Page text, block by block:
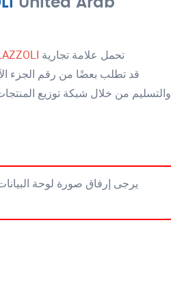
تحمل علامة تجارية
والتسليم من خلال شبكة توزيع
يرجى إرفاق صورة لوحة